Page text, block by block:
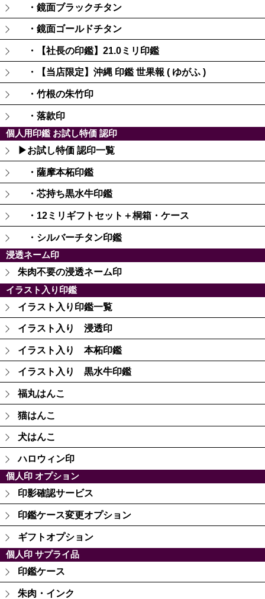
・鏡面ブラックチタン
・鏡面ゴールドチタン
・【社長の印鑑】21.0ミリ印鑑
・【当店限定】沖縄 印鑑 世果報 ( ゆがふ )
・竹根の朱竹印
・落款印
個人用印鑑 お試し特価 認印
▶お試し特価 認印一覧
・薩摩本柘印鑑
・芯持ち黒水牛印鑑
・12ミリギフトセット＋桐箱・ケース
・シルバーチタン印鑑
浸透ネーム印
朱肉不要の浸透ネーム印
イラスト入り印鑑
イラスト入り印鑑一覧
イラスト入り 浸透印
イラスト入り 本柘印鑑
イラスト入り 黒水牛印鑑
福丸はんこ
猫はんこ
犬はんこ
ハロウィン印
個人印 オプション
印影確認サービス
印鑑ケース変更オプション
ギフトオプション
個人印 サプライ品
印鑑ケース
朱肉・インク